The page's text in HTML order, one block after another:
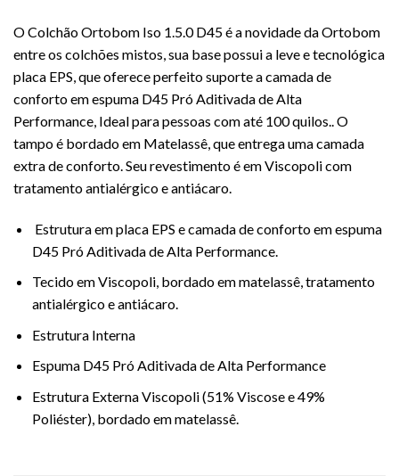
O Colchão Ortobom Iso 1.5.0 D45 é a novidade da Ortobom
entre os colchões mistos, sua base possui a leve e tecnológica
placa EPS, que oferece perfeito suporte a camada de
conforto em espuma D45 Pró Aditivada de Alta
Performance, Ideal para pessoas com até 100 quilos.. O
tampo é bordado em Matelassê, que entrega uma camada
extra de conforto. Seu revestimento é em Viscopoli com
tratamento antialérgico e antiácaro.
Estrutura em placa EPS e camada de conforto em espuma
D45 Pró Aditivada de Alta Performance.
Tecido em Viscopoli, bordado em matelassê, tratamento
antialérgico e antiácaro.
Estrutura Interna
Espuma D45 Pró Aditivada de Alta Performance
Estrutura Externa Viscopoli (51% Viscose e 49%
Poliéster), bordado em matelassê.